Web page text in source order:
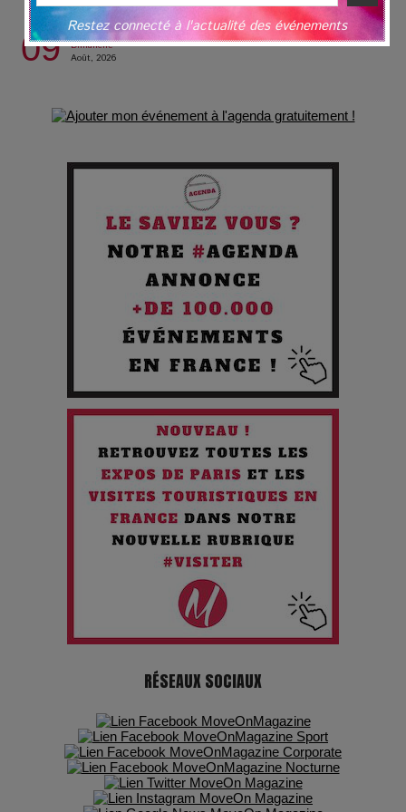
des silences
Les Enfants vont bien : Quand la disparition devient un acte
Pourquoi les Petites Entreprises Créatives Deviennent les
Cibles des Hackers
Les 3 meilleures destinations pour des vacances sportives
Quand l'Opéra Rencontre l'IA : Lola Volonakis, l'Artiste du
Paradoxe qui Chante le Futur
Chien 51 - Quand l’IA prend le pouvoir : une plongée dans un
futur troublant
Maïra Kerey, la “voix d’or du Kazakhstan”, célèbre ses 30
ans de carrière à la Salle Gaveau
Les dessous de la fast fashion : un désastre écologique en
Adieu Jean-Pat : rire au bord du précipice
Pharaonic Festival 2025 : 10 ans d’électro sous les
montagnes, une fête à ne pas manquer
09Dimanche
Août, 2026
RÉSEAUX SOCIAUX
Restez connecté à l'actualité des événements